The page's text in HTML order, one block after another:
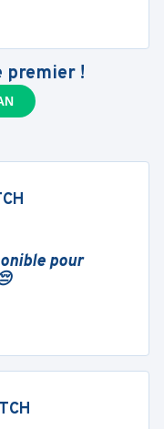
premier !
pour